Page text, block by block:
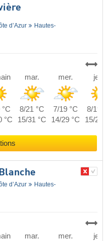
d’Azur
Hautes-
mar. mer. jeu.
8/21 °C 7/19 °C
8/19
°C 15/31 °C 14/29 °C 15/29
d’Azur
Hautes-
mar. mer. jeu.